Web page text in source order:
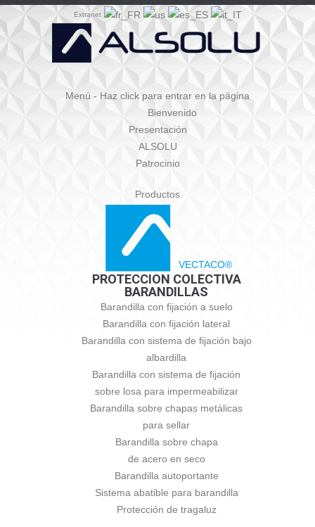
Extranet
Menú - Haz click para entrar en la página
Bienvenido
Presentación
ALSOLU
Patrocinio
Productos
VECTACO®
PROTECCION COLECTIVA
BARANDILLAS
Barandilla con fijación a suelo
Barandilla con fijación lateral
Barandilla con sistema de fijación bajo
albardilla
Barandilla con sistema de fijación
sobre losa para impermeabilizar
Barandilla sobre chapas metálicas
para sellar
Barandilla sobre chapa
de acero en seco
Barandilla autoportante
Sistema abatible para barandilla
Protección de tragaluz